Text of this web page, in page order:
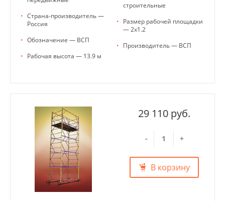
• Страна-производитель —
Россия
• Обозначение — ВСП
• Рабочая высота — 13.9 м
строительные
• Размер рабочей площадки
— 2х1.2
• Производитель — ВСП
29 110 руб.
- +
В корзину